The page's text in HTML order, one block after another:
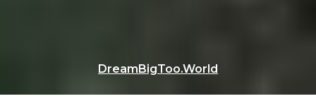
DreamBigToo.World